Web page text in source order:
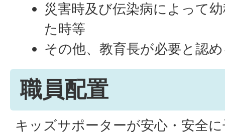
災害時及び伝染病によって
た時等
その他、教育長が必要と認
職員配置
キッズサポーターが安心・安全